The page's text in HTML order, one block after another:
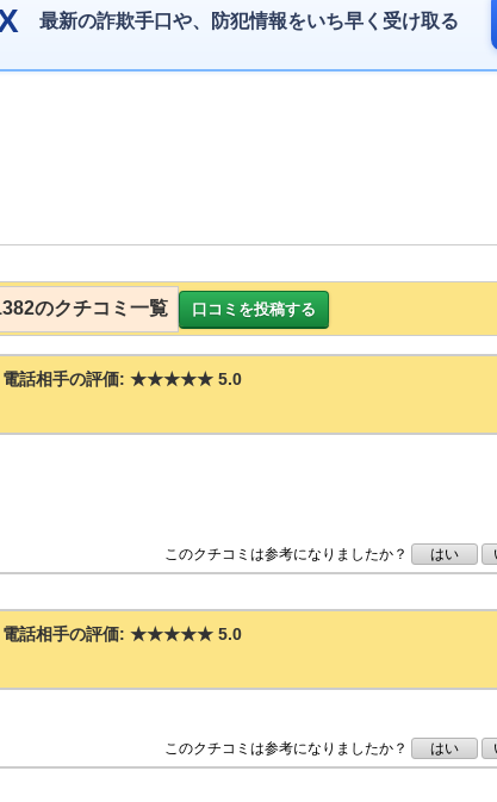
最新の詐欺手口や、防犯情報をいち早く受け取る
のクチコミ一覧 口コミを投稿する
電話相手の評価: ★★★★★5.0
このクチコミは参考になりましたか？ はい
電話相手の評価: ★★★★★5.0
このクチコミは参考になりましたか？ はい